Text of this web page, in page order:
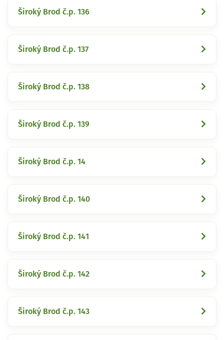
Široký Brod č.p. 136
Široký Brod č.p. 137
Široký Brod č.p. 138
Široký Brod č.p. 139
Široký Brod č.p. 14
Široký Brod č.p. 140
Široký Brod č.p. 141
Široký Brod č.p. 142
Široký Brod č.p. 143